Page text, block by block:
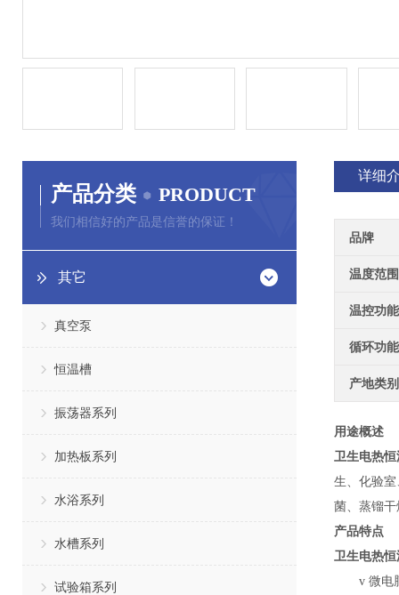
产品分类 PRODUCT
我们相信好的产品是信誉的保证！
其它
真空泵
恒温槽
振荡器系列
加热板系列
水浴系列
水槽系列
试验箱系列
详细
品牌
温度范围
温控功能
循环功能
产地类别
用途概述
卫生电热
生、化验
菌、蒸镏
产品特点
卫生电热
v 微电